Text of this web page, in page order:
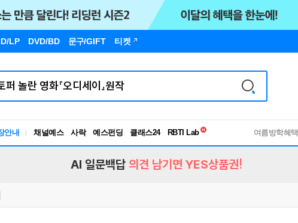
LP DVD/BD 문구/GIFT 티켓
안내 채널예스 사락 예스펀딩 클래스24
독서유형검사
여름방학혜택
AI 일문백답 의견 남기면 YES상품권!